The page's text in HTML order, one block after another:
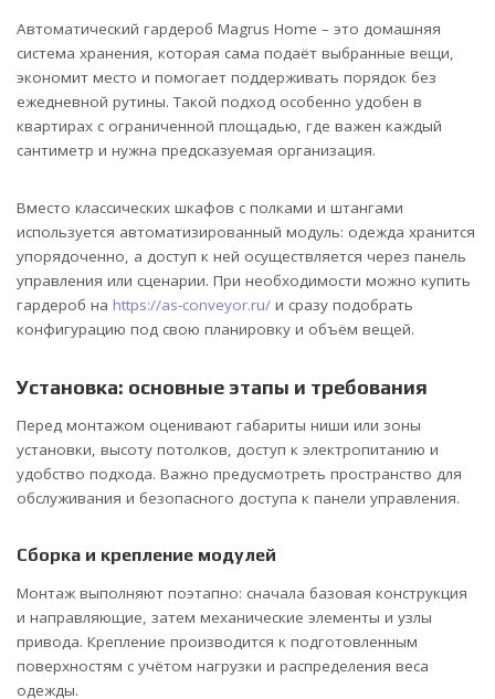
Автоматический гардероб Magrus Home – это домашняя
система хранения, которая сама подаёт выбранные вещи,
экономит место и помогает поддерживать порядок без
ежедневной рутины. Такой подход особенно удобен в
квартирах с ограниченной площадью, где важен каждый
сантиметр и нужна предсказуемая организация.
Вместо классических шкафов с полками и штангами
используется автоматизированный модуль: одежда хранится
упорядоченно, а доступ к ней осуществляется через панель
управления или сценарии. При необходимости можно купить
гардероб на https://as-conveyor.ru/ и сразу подобрать
конфигурацию под свою планировку и объём вещей.
Установка: основные этапы и требования
Перед монтажом оценивают габариты ниши или зоны
установки, высоту потолков, доступ к электропитанию и
удобство подхода. Важно предусмотреть пространство для
обслуживания и безопасного доступа к панели управления.
Сборка и крепление модулей
Монтаж выполняют поэтапно: сначала базовая конструкция
и направляющие, затем механические элементы и узлы
привода. Крепление производится к подготовленным
поверхностям с учётом нагрузки и распределения веса
одежды.